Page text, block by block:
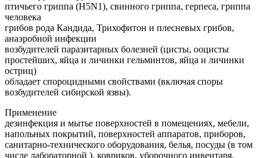
птичьего гриппа (H5N1), свинного гриппа, герпеса, гриппа
человека
грибов рода Кандида, Трихофитон и плесневых грибов,
анаэробной инфекции
возбудителей паразитарных болезней (цисты, ооцисты
простейших, яйца и личинки гельминтов, яйца и личинки
остриц)
обладает спороцидными свойствами (включая споры
возбудителей сибирской язвы).
Применение
дезинфекция и мытье поверхностей в помещениях, мебели,
напольных покрытий, поверхностей аппаратов, приборов,
санитарно-технического оборудования, белья, посуды (в том
числе лабораторной ), ковриков, уборочного инвентаря,